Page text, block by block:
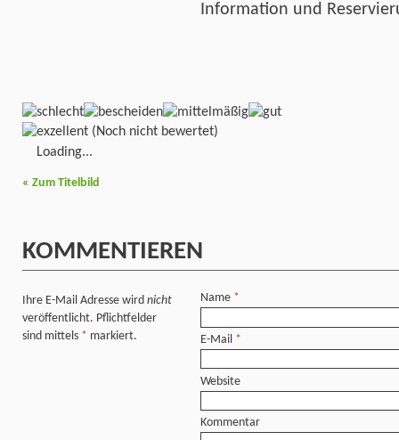
Information und
(Noch nicht bewertet)
Loading...
« Zum Titelbild
KOMMENTIEREN
Ihre E-Mail Adresse wird nicht
veröffentlicht. Pflichtfelder
sind mittels * markiert.
Name *
E-Mail *
Website
Kommentar